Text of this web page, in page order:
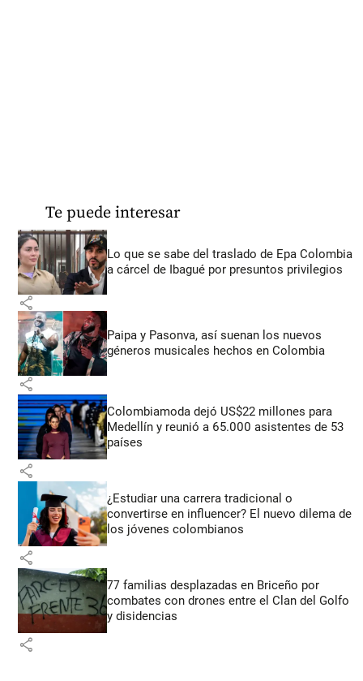
Te puede interesar
Lo que se sabe del traslado de Epa Colombia
a cárcel de Ibagué por presuntos privilegios
share
Paipa y Pasonva, así suenan los nuevos
géneros musicales hechos en Colombia
share
Colombiamoda dejó US$22 millones para
Medellín y reunió a 65.000 asistentes de 53
países
share
¿Estudiar una carrera tradicional o
convertirse en influencer? El nuevo dilema de
los jóvenes colombianos
share
77 familias desplazadas en Briceño por
combates con drones entre el Clan del Golfo
y disidencias
share